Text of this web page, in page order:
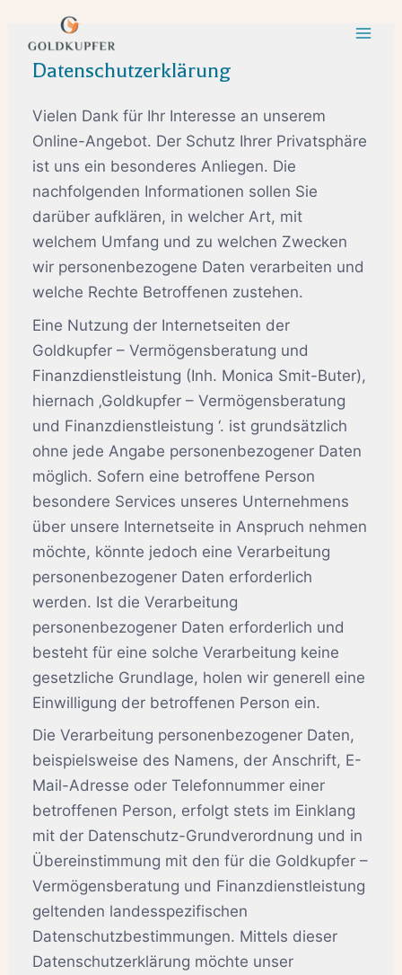
Datenschutzerklärung
Vielen Dank für Ihr Interesse an unserem
Online-Angebot. Der Schutz Ihrer Privatsphäre
ist uns ein besonderes Anliegen. Die
nachfolgenden Informationen sollen Sie
darüber aufklären, in welcher Art, mit
welchem Umfang und zu welchen Zwecken
wir personenbezogene Daten verarbeiten und
welche Rechte Betroffenen zustehen.
Eine Nutzung der Internetseiten der
Goldkupfer – Vermögensberatung und
Finanzdienstleistung (Inh. Monica Smit-Buter),
hiernach ‚Goldkupfer – Vermögensberatung
und Finanzdienstleistung ‘. ist grundsätzlich
ohne jede Angabe personenbezogener Daten
möglich. Sofern eine betroffene Person
besondere Services unseres Unternehmens
über unsere Internetseite in Anspruch nehmen
möchte, könnte jedoch eine Verarbeitung
personenbezogener Daten erforderlich
werden. Ist die Verarbeitung
personenbezogener Daten erforderlich und
besteht für eine solche Verarbeitung keine
gesetzliche Grundlage, holen wir generell eine
Einwilligung der betroffenen Person ein.
Die Verarbeitung personenbezogener Daten,
beispielsweise des Namens, der Anschrift, E-
Mail-Adresse oder Telefonnummer einer
betroffenen Person, erfolgt stets im Einklang
mit der Datenschutz-Grundverordnung und in
Übereinstimmung mit den für die Goldkupfer –
Vermögensberatung und Finanzdienstleistung
geltenden landesspezifischen
Datenschutzbestimmungen. Mittels dieser
Datenschutzerklärung möchte unser